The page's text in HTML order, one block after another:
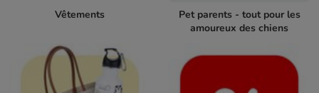
Vêtements
Pet parents - tout pour les
amoureux des chiens